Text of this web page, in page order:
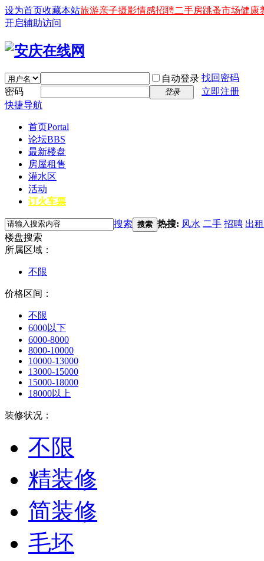
设为首页收藏本站旅游亲子摄影情感招聘二手房跳蚤市场健康
开启辅助访问
自动登录 找回密码
密码
登录
立即注册
快捷导航
首页Portal
论坛BBS
最新楼盘
房屋租售
灌水区
活动
订火车票
搜索 搜索 热搜: 风水 二手 招聘 出租
楼盘搜索
所属区域：
不限
价格区间：
不限
6000以下
6000-8000
8000-10000
10000-13000
13000-15000
15000-18000
18000以上
装修状况：
不限
精装修
简装修
毛坯